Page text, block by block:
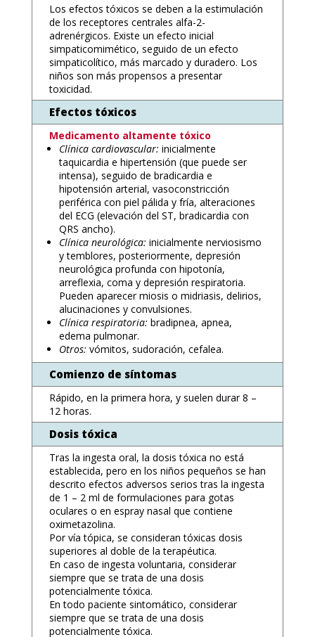
Los efectos tóxicos se deben a la estimulación
de los receptores centrales alfa-2-
adrenérgicos. Existe un efecto inicial
simpaticomimético, seguido de un efecto
simpaticolítico, más marcado y duradero. Los
niños son más propensos a presentar
toxicidad.
Efectos tóxicos
Medicamento altamente tóxico
Clínica cardiovascular: inicialmente
taquicardia e hipertensión (que puede ser
intensa), seguido de bradicardia e
hipotensión arterial, vasoconstricción
periférica con piel pálida y fría, alteraciones
del ECG (elevación del ST, bradicardia con
QRS ancho).
Clínica neurológica: inicialmente nerviosismo
y temblores, posteriormente, depresión
neurológica profunda con hipotonía,
arreflexia, coma y depresión respiratoria.
Pueden aparecer miosis o midriasis, delirios,
alucinaciones y convulsiones.
Clínica respiratoria: bradipnea, apnea,
edema pulmonar.
Otros: vómitos, sudoración, cefalea.
Comienzo de síntomas
Rápido, en la primera hora, y suelen durar 8 –
12 horas.
Dosis tóxica
Tras la ingesta oral, la dosis tóxica no está
establecida, pero en los niños pequeños se han
descrito efectos adversos serios tras la ingesta
de 1 – 2 ml de formulaciones para gotas
oculares o en espray nasal que contiene
oximetazolina.
Por vía tópica, se consideran tóxicas dosis
superiores al doble de la terapéutica.
En caso de ingesta voluntaria, considerar
siempre que se trata de una dosis
potencialmente tóxica.
En todo paciente sintomático, considerar
siempre que se trata de una dosis
potencialmente tóxica.